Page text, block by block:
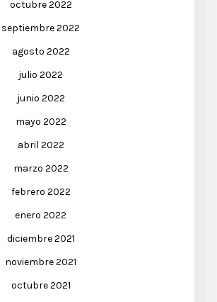
octubre 2022
septiembre 2022
agosto 2022
julio 2022
junio 2022
mayo 2022
abril 2022
marzo 2022
febrero 2022
enero 2022
diciembre 2021
noviembre 2021
octubre 2021